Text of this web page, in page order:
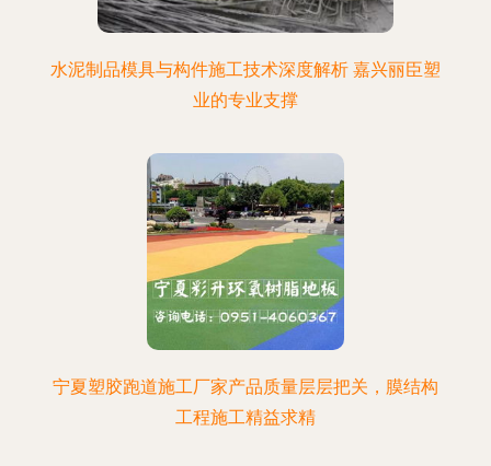
水泥制品模具与构件施工技术深度解析 嘉兴丽臣塑
业的专业支撑
宁夏塑胶跑道施工厂家产品质量层层把关，膜结构
工程施工精益求精